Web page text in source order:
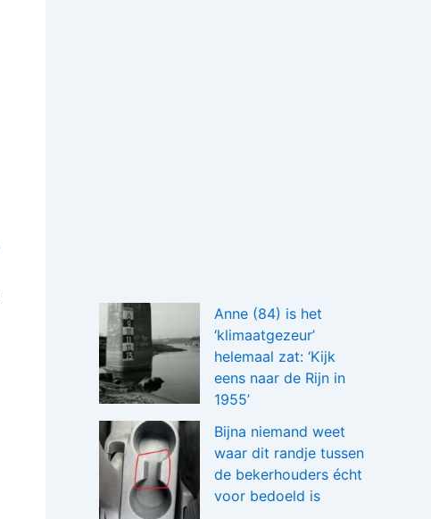
Anne (84) is het
‘klimaatgezeur’
helemaal zat: ‘Kijk
eens naar de Rijn in
1955’
Bijna niemand weet
waar dit randje tussen
de bekerhouders écht
voor bedoeld is